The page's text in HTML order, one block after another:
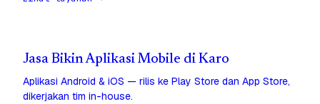
Jasa Bikin Aplikasi Mobile di Karo
Aplikasi Android & iOS — rilis ke Play Store dan App Store,
dikerjakan tim in-house.